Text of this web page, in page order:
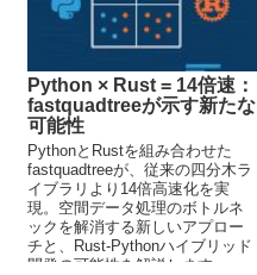
Python × Rust = 14倍速：
fastquadtreeが示す新たな
可能性
PythonとRustを組み合わせた
fastquadtreeが、従来の四分木ラ
イブラリより14倍高速化を実
現。空間データ処理のボトルネ
ックを解消する新しいアプロー
チと、Rust-Pythonハイブリッド
開発の可能性を解説します。